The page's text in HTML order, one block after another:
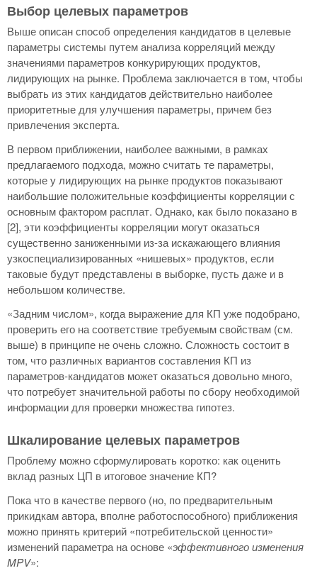
Выбор целевых параметров
Выше описан способ определения кандидатов в целевые
параметры системы путем анализа корреляций между
значениями параметров конкурирующих продуктов,
лидирующих на рынке. Проблема заключается в том, чтобы
выбрать из этих кандидатов действительно наиболее
приоритетные для улучшения параметры, причем без
привлечения эксперта.
В первом приближении, наиболее важными, в рамках
предлагаемого подхода, можно считать те параметры,
которые у лидирующих на рынке продуктов показывают
наибольшие положительные коэффициенты корреляции с
основным фактором расплат. Однако, как было показано в
[2], эти коэффициенты корреляции могут оказаться
существенно заниженными из-за искажающего влияния
узкоспециализированных «нишевых» продуктов, если
таковые будут представлены в выборке, пусть даже и в
небольшом количестве.
«Задним числом», когда выражение для КП уже подобрано,
проверить его на соответствие требуемым свойствам (см.
выше) в принципе не очень сложно. Сложность состоит в
том, что различных вариантов составления КП из
параметров-кандидатов может оказаться довольно много,
что потребует значительной работы по сбору необходимой
информации для проверки множества гипотез.
Шкалирование целевых параметров
Проблему можно сформулировать коротко: как оценить
вклад разных ЦП в итоговое значение КП?
Пока что в качестве первого (но, по предварительным
прикидкам автора, вполне работоспособного) приближения
можно принять критерий «потребительской ценности»
изменений параметра на основе «эффективного изменения
MPV»: